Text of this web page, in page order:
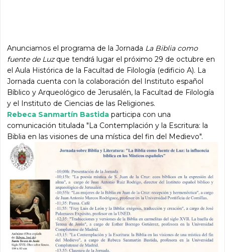
Anunciamos el programa de la Jornada La Biblia como
fuente de Luzque tendrá lugar el próximo 29 de octubre en
el Aula Histórica de la Facultad de Filología (edificio A). La
Jornada cuenta con la colaboración del Instituto español
Bíblico y Arqueológico de Jerusalén, la Facultad de Filología
y el Instituto de Ciencias de las Religiones.
Rebeca Sanmartín Bastida participa con una
comunicación titulada "La Contemplación y la Escritura: la
Biblia en las visiones de una mística del fin del Medievo".